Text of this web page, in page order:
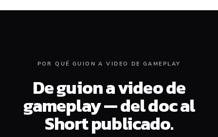
POR QUÉ GUION A VIDEO DE GAMEPLAY
De guion a video de
gameplay — del doc al
Short publicado.